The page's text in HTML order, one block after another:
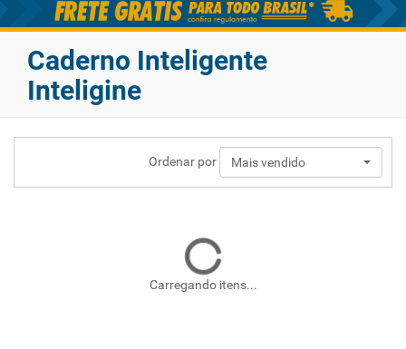
Caderno Inteligente
Inteligine
Ordenar por Mais vendido
Carregando itens...